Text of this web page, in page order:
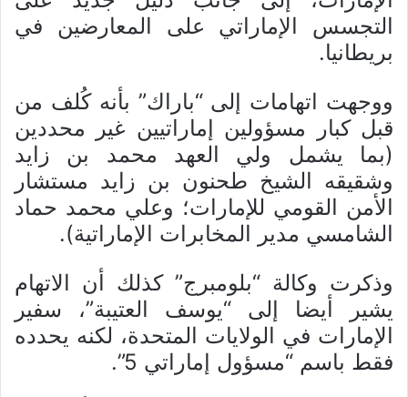
التجسس الإماراتي على المعارضين في
بريطانيا.
ووجهت اتهامات إلى “باراك” بأنه كُلف من
قبل كبار مسؤولين إماراتيين غير محددين
(بما يشمل ولي العهد محمد بن زايد
وشقيقه الشيخ طحنون بن زايد مستشار
الأمن القومي للإمارات؛ وعلي محمد حماد
الشامسي مدير المخابرات الإماراتية).
وذكرت وكالة “بلومبرج” كذلك أن الاتهام
يشير أيضا إلى “يوسف العتيبة”، سفير
الإمارات في الولايات المتحدة، لكنه يحدده
فقط باسم “مسؤول إماراتي 5”.